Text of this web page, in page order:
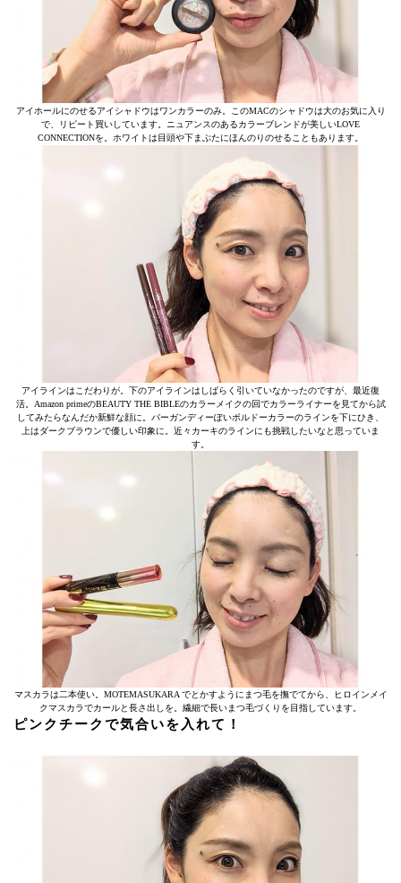
アイホールにのせるアイシャドウはワンカラーのみ。このMACのシャドウは大のお気に入り
で、リピート買いしています。ニュアンスのあるカラーブレンドが美しいLOVE
CONNECTIONを。ホワイトは目頭や下まぶたにほんのりのせることもあります。
アイラインはこだわりが。下のアイラインはしばらく引いていなかったのですが、最近復
活。Amazon primeのBEAUTY THE BIBLEのカラーメイクの回でカラーライナーを見てから試
してみたらなんだか新鮮な顔に。バーガンディーぽいボルドーカラーのラインを下にひき、
上はダークブラウンで優しい印象に。近々カーキのラインにも挑戦したいなと思っていま
す。
マスカラは二本使い。MOTEMASUKARA でとかすようにまつ毛を撫でてから、ヒロインメイ
クマスカラでカールと長さ出しを。繊細で長いまつ毛づくりを目指しています。
ピンクチークで気合いを入れて！